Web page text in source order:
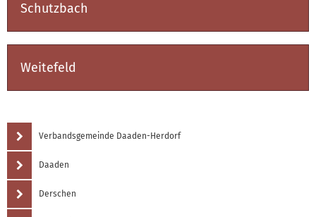
Schutzbach
Weitefeld
Verbandsgemeinde Daaden-Herdorf
Daaden
Derschen